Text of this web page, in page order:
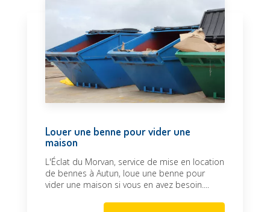
Louer une benne pour vider une
maison
L'Éclat du Morvan, service de mise en location
de bennes à Autun, loue une benne pour
vider une maison si vous en avez besoin....